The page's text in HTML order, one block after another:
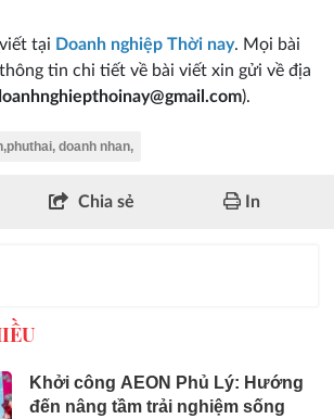
tại Doanh nghiệp Thời nay. Mọi bài
tin chi tiết về bài viết xin gửi về địa
).
doanh nhan,
Chia sẻ In
Khởi công AEON Phủ Lý: Hướng
đến nâng tầm trải nghiệm sống